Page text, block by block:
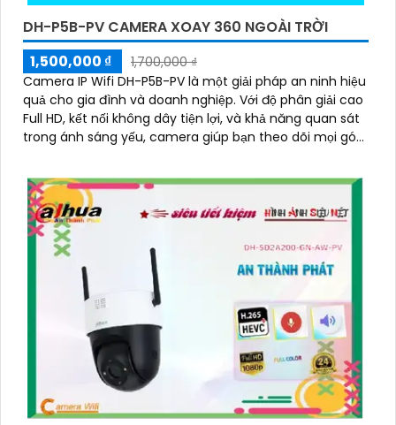
DH-P5B-PV CAMERA XOAY 360 NGOÀI TRỜI
1,500,000 ₫
1,700,000 ₫
Camera IP Wifi DH-P5B-PV là một giải pháp an ninh hiệu
quả cho gia đình và doanh nghiệp. Với độ phân giải cao
Full HD, kết nối không dây tiện lợi, và khả năng quan sát
trong ánh sáng yếu, camera giúp bạn theo dõi mọi góc